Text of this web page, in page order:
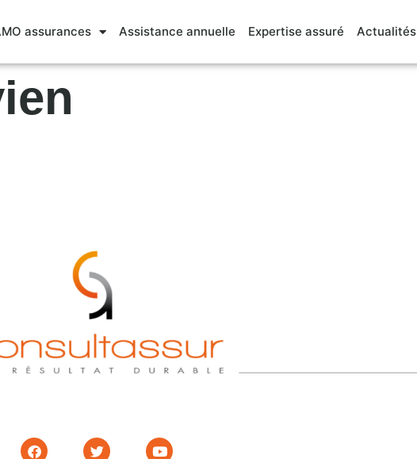
assurances Assistance annuelle Expertise assuré Actualités